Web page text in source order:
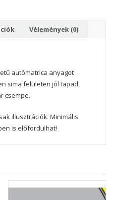
Vélemények (0)
autómatrica anyagot
sima felületen jól tapad,
csempe.
illusztrációk. Minimális
is előfordulhat!